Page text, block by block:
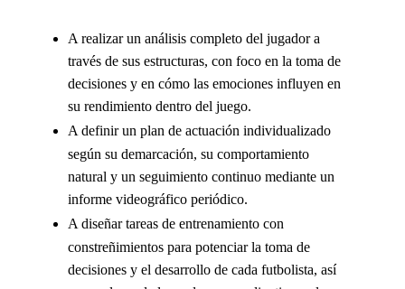
A realizar un análisis completo del jugador a
través de sus estructuras, con foco en la toma de
decisiones y en cómo las emociones influyen en
su rendimiento dentro del juego.
A definir un plan de actuación individualizado
según su demarcación, su comportamiento
natural y un seguimiento continuo mediante un
informe videográfico periódico.
A diseñar tareas de entrenamiento con
constreñimientos para potenciar la toma de
decisiones y el desarrollo de cada futbolista, así